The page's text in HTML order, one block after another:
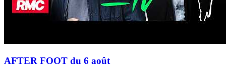
AFTER FOOT du 6 août